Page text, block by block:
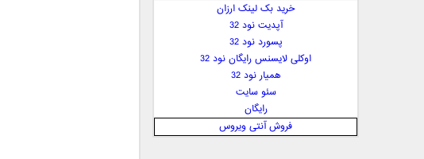
بهنام صفوی
پارسا چیلیک
خرید بک لینک ارزان
آپدیت نود 32
پسورد نود 32
اوکلی لایسنس رایگان نود 32
همیار نود 32
سئو سایت
رایگان
فروش آنتی ویروس